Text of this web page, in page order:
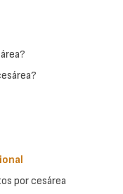
por cesárea